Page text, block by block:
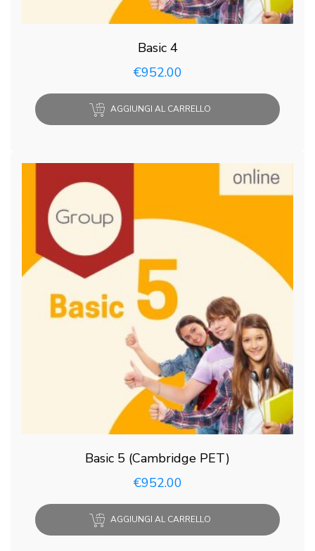
Basic 4
€952.00
AGGIUNGI AL CARRELLO
Basic 5 (Cambridge PET)
€952.00
AGGIUNGI AL CARRELLO